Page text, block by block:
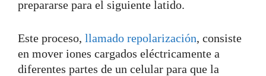
prepararse para el siguiente latido.
Este proceso, llamado repolarización, consiste
en mover iones cargados eléctricamente a
diferentes partes de un celular para que la